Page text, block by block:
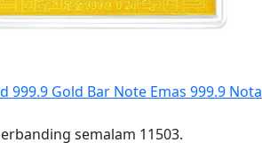
999.9 Gold Bar Note Emas 999.9 Nota
semalam 11503.